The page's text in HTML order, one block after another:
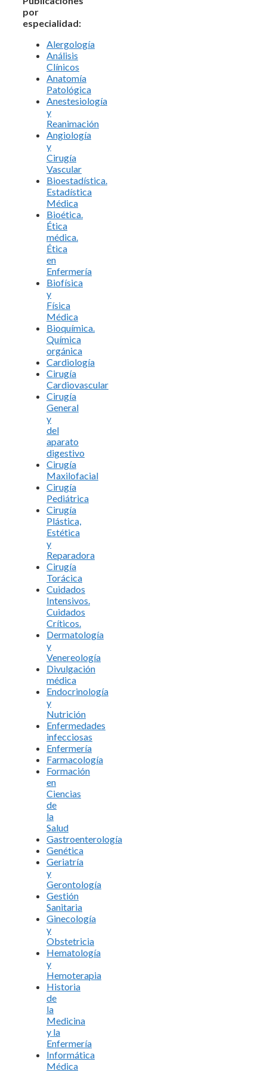
por
especialidad:
Alergología
Análisis
Clínicos
Anatomía
Patológica
Anestesiología
y
Reanimación
Angiología
y
Cirugía
Vascular
Bioestadística.
Estadística
Médica
Bioética.
Ética
médica.
Ética
en
Enfermería
Biofísica
y
Física
Médica
Bioquímica.
Química
orgánica
Cardiología
Cirugía
Cardiovascular
Cirugía
General
y
del
aparato
digestivo
Cirugía
Maxilofacial
Cirugía
Pediátrica
Cirugía
Plástica,
Estética
y
Reparadora
Cirugía
Torácica
Cuidados
Intensivos.
Cuidados
Críticos.
Dermatología
y
Venereología
Divulgación
médica
Endocrinología
y
Nutrición
Enfermedades
infecciosas
Enfermería
Farmacología
Formación
en
Ciencias
de
la
Salud
Gastroenterología
Genética
Geriatría
y
Gerontología
Gestión
Sanitaria
Ginecología
y
Obstetricia
Hematología
y
Hemoterapia
Historia
de
la
Medicina
y la
Enfermería
Informática
Médica